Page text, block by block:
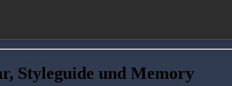
Styleguide und Memory